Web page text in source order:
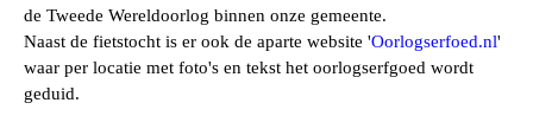
de Tweede Wereldoorlog binnen onze gemeente.
Naast de fietstocht is er ook de aparte website 'Oorlogserfoed.nl'
waar per locatie met foto's en tekst het oorlogserfgoed wordt
geduid.